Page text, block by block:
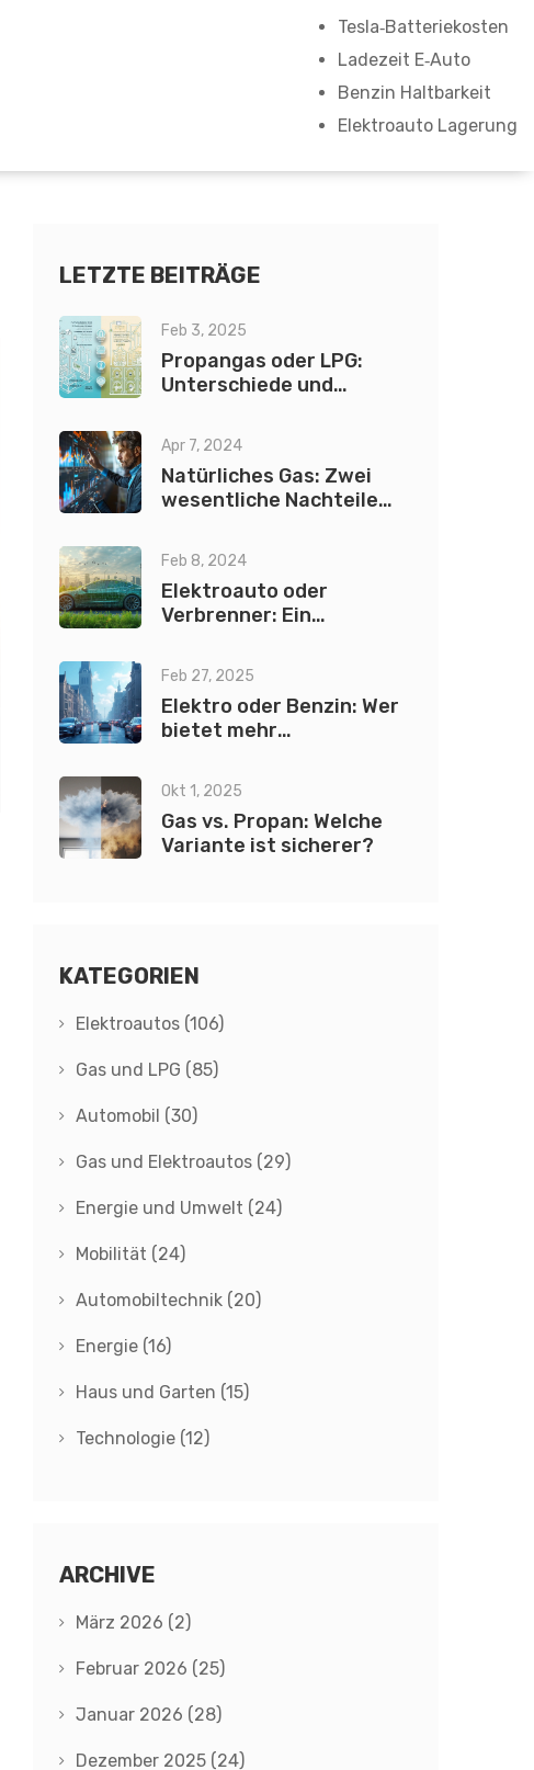
Tesla‑Batteriekosten
Ladezeit E‑Auto
Benzin Haltbarkeit
Elektroauto Lagerung
LETZTE BEITRÄGE
Feb 3, 2025
Propangas oder LPG:
Unterschiede und
Apr 7, 2024
Natürliches Gas: Zwei
wesentliche Nachteile
Feb 8, 2024
Elektroauto oder
Verbrenner: Ein
für 2024
Feb 27, 2025
Elektro oder Benzin: Wer
bietet mehr
Okt 1, 2025
Gas vs. Propan: Welche
Variante ist sicherer?
KATEGORIEN
Elektroautos (106)
Gas und LPG (85)
Automobil (30)
Gas und Elektroautos (29)
Energie und Umwelt (24)
Mobilität (24)
Automobiltechnik (20)
Energie (16)
Haus und Garten (15)
Technologie (12)
ARCHIVE
März 2026 (2)
Februar 2026 (25)
Januar 2026 (28)
Dezember 2025 (24)